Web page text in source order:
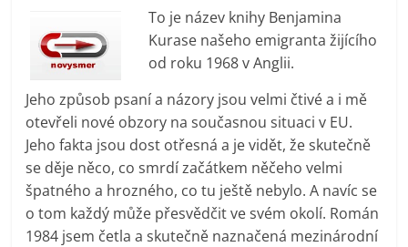
To je název knihy Benjamina
Kurase našeho emigranta žijícího
od roku 1968 v Anglii.
Jeho způsob psaní a názory jsou velmi čtivé a i mě
otevřeli nové obzory na současnou situaci v EU.
Jeho fakta jsou dost otřesná a je vidět, že skutečně
se děje něco, co smrdí začátkem něčeho velmi
špatného a hrozného, co tu ještě nebylo. A navíc se
o tom každý může přesvědčit ve svém okolí. Román
1984 jsem četla a skutečně naznačená mezinárodní